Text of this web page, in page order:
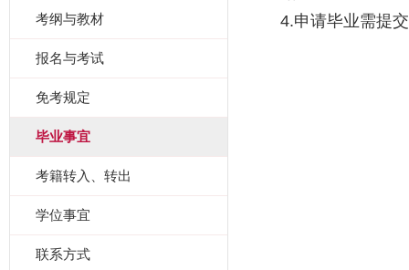
考纲与教材
报名与考试
免考规定
毕业事宜
考籍转入、转出
学位事宜
联系方式
4.申请毕业需提